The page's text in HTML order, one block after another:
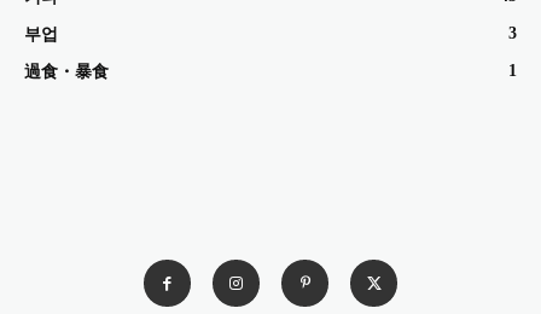
부업 3
過食・暴食 1